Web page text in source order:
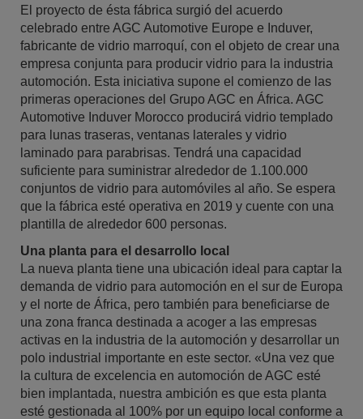
El proyecto de ésta fábrica surgió del acuerdo
celebrado entre AGC Automotive Europe e Induver,
fabricante de vidrio marroquí, con el objeto de crear una
empresa conjunta para producir vidrio para la industria
automoción. Esta iniciativa supone el comienzo de las
primeras operaciones del Grupo AGC en África. AGC
Automotive Induver Morocco producirá vidrio templado
para lunas traseras, ventanas laterales y vidrio
laminado para parabrisas. Tendrá una capacidad
suficiente para suministrar alrededor de 1.100.000
conjuntos de vidrio para automóviles al año. Se espera
que la fábrica esté operativa en 2019 y cuente con una
plantilla de alrededor 600 personas.
Una planta para el desarrollo local
La nueva planta tiene una ubicación ideal para captar la
demanda de vidrio para automoción en el sur de Europa
y el norte de África, pero también para beneficiarse de
una zona franca destinada a acoger a las empresas
activas en la industria de la automoción y desarrollar un
polo industrial importante en este sector. «Una vez que
la cultura de excelencia en automoción de AGC esté
bien implantada, nuestra ambición es que esta planta
esté gestionada al 100% por un equipo local conforme a